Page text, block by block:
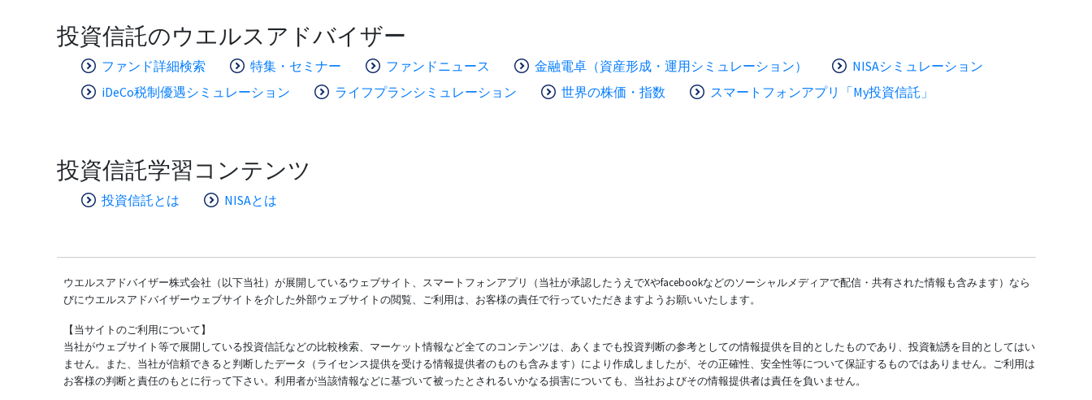
投資信託のウエルスアドバイザー
ファンド詳細検索 特集・セミナー ファンドニュース 金融電卓（資産形成・運用シミュレーション）
NISAシミュレーション
iDeCo税制優遇シミュレーション
ライフプランシミュレーション 世界の株価・指数 スマートフォンアプリ「My投資信託」
投資信託学習コンテンツ
投資信託とは NISAとは
ウエルスアドバイザー株式会社（以下当社）が展開しているウェブサイト、スマートフォンアプリ（当社が承認したうえでXやfacebookなどのソーシャルメディアで配信・共有された情報も含みます）なら
びにウエルスアドバイザーウェブサイトを介した外部ウェブサイトの閲覧、ご利用は、お客様の責任で行っていただきますようお願いいたします。
【当サイトのご利用について】
当社がウェブサイト等で展開している投資信託などの比較検索、マーケット情報など全てのコンテンツは、あくまでも投資判断の参考としての情報提供を目的としたものであり、投資勧誘を目的としてはい
ません。また、当社が信頼できると判断したデータ（ライセンス提供を受ける情報提供者のものも含みます）により作成しましたが、その正確性、安全性等について保証するものではありません。ご利用は
お客様の判断と責任のもとに行って下さい。利用者が当該情報などに基づいて被ったとされるいかなる損害についても、当社およびその情報提供者は責任を負いません。